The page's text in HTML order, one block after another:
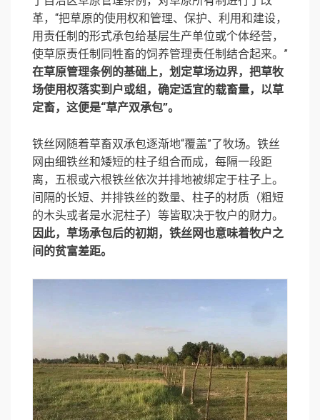
革，“把草原的使用权和管理、保护、利用和建设，
用责任制的形式承包给基层生产单位或个体经营，
使草原责任制同牲畜的饲养管理责任制结合起来。”
在草原管理条例的基础上，划定草场边界，把草牧
场使用权落实到户或组，确定适宜的载畜量，以草
定畜，这便是“草产双承包”。
铁丝网随着草畜双承包逐渐地“覆盖”了牧场。铁丝
网由细铁丝和矮短的柱子组合而成，每隔一段距
离，五根或六根铁丝依次并排地被绑定于柱子上。
间隔的长短、并排铁丝的数量、柱子的材质（粗短
的木头或者是水泥柱子）等皆取决于牧户的财力。
因此，草场承包后的初期，铁丝网也意味着牧户之
间的贫富差距。